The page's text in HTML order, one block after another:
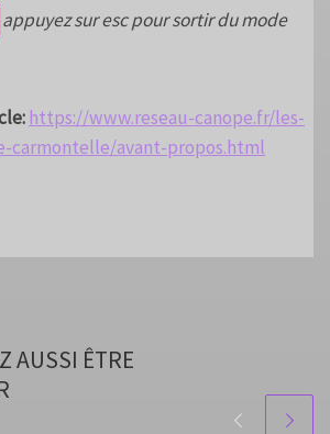
appuyez sur esc pour sortir du mode
https://www.reseau-canope.fr/les-
carmontelle/avant-propos.html
AUSSI ÊTRE